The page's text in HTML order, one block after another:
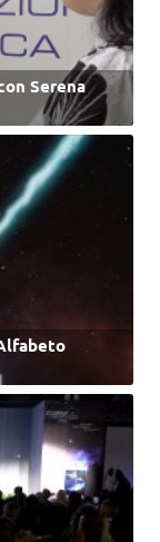
Serena